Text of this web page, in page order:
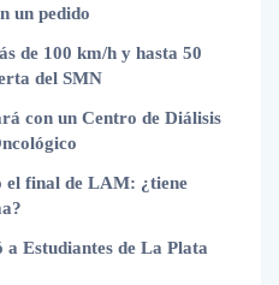
un pedido
de 100 km/h y hasta 50
del SMN
con un Centro de Diálisis
final de LAM: ¿tiene
a Estudiantes de La Plata